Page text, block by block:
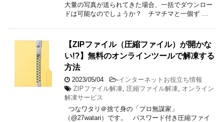
大量の写真が送られてきた場合、一括でダウンロー
ドは可能なのでしょうか？ チマチマと一個ず …
【ZIPファイル（圧縮ファイル）が開かな
い!?】無料のオンラインツールで解凍する
方法
2023/05/04 -インターネットお役立ち情報
ZIPファイル解凍
圧縮ファイル解凍
オンライン
解凍サービス
つなワタリ＠捨て身の「プロ無謀家」
（@27watari）です。 パスワード付き圧縮ファイ